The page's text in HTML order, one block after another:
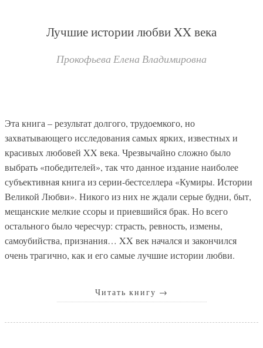
Лучшие истории любви XX века
Прокофьева Елена Владимировна
Эта книга – результат долгого, трудоемкого, но
захватывающего исследования самых ярких, известных и
красивых любовей XX века. Чрезвычайно сложно было
выбрать «победителей», так что данное издание наиболее
субъективная книга из серии-бестселлера «Кумиры. Истории
Великой Любви». Никого из них не ждали серые будни, быт,
мещанские мелкие ссоры и приевшийся брак. Но всего
остального было чересчур: страсть, ревность, измены,
самоубийства, признания… XX век начался и закончился
очень трагично, как и его самые лучшие истории любви.
Читать книгу →